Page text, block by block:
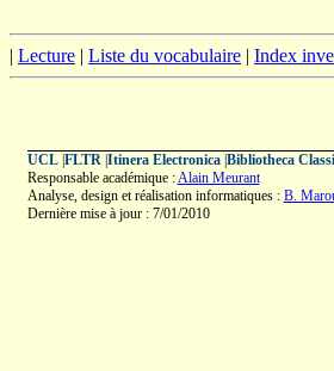
| Lecture | Liste du vocabulaire | Index
UCL| FLTR| Itinera Electronica| Bibliotheca
Responsable académique :Alain Meurant
Analyse, design et réalisation informatiques : B.
Dernière mise à jour : 7/01/2010